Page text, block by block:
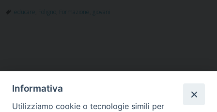
educare Foligno Formazione giovani
HOME VESCOVO ORARI MESSE
CURIA VESCOVILE
Informativa
Utilizziamo cookie o tecnologie simili per